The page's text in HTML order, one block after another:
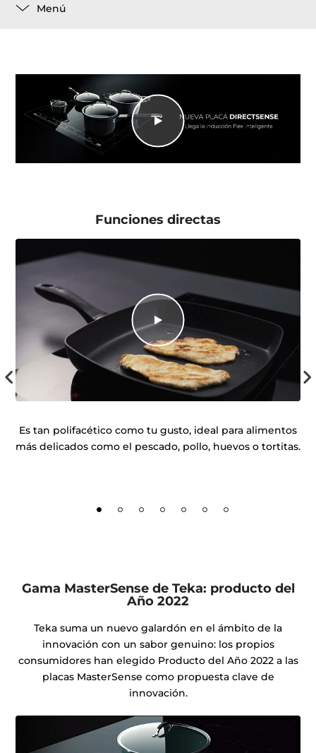
Menú
Funciones directas
Es tan polifacético como tu gusto, ideal para alimentos
más delicados como el pescado, pollo, huevos o tortitas.
Gama MasterSense de Teka: producto del
Año 2022
Teka suma un nuevo galardón en el ámbito de la
innovación con un sabor genuino: los propios
consumidores han elegido Producto del Año 2022 a las
placas MasterSense como propuesta clave de
innovación.